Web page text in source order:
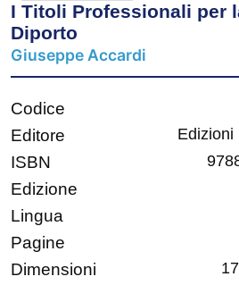
I Titoli Professionali per
Diporto
Giuseppe Accardi
Codice
Editore Edizioni
ISBN
Edizione
Lingua
Pagine
Dimensioni